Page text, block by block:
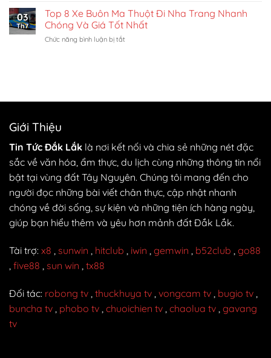
Đỉnh
Cao
7
Xe
Buôn
Ma
Lượng
03
Th7
Top 8 Xe Buôn Ma Thuột Đi Nha Trang Nhanh
Chóng Và Giá Tốt Nhất
Chức năng bình luận bị tắtở
Thuột
Nhanh
Chóng
Và
Giá
Tốt
Nhất
Giới Thiệu
Tin Tức Đắk Lắk là nơi kết nối và chia sẻ những nét đặc
sắc về văn hóa, ẩm thực, du lịch cùng những thông tin nổi
bật tại vùng đất Tây Nguyên. Chúng tôi mang đến cho
người đọc những bài viết chân thực, cập nhật nhanh
chóng về đời sống, sự kiện và những tiện ích hàng ngày,
giúp bạn hiểu thêm và yêu hơn mảnh đất Đắk Lắk.
Tài trợ: x8 , sunwin , hitclub , iwin , gemwin , b52club , go88
, five88 , sun win , tx88
Đối tác: robong tv thuckhuya tv vongcam tv bugio tv
buncha tv phobo tv chuoichien tv chaolua tv gavang
tv